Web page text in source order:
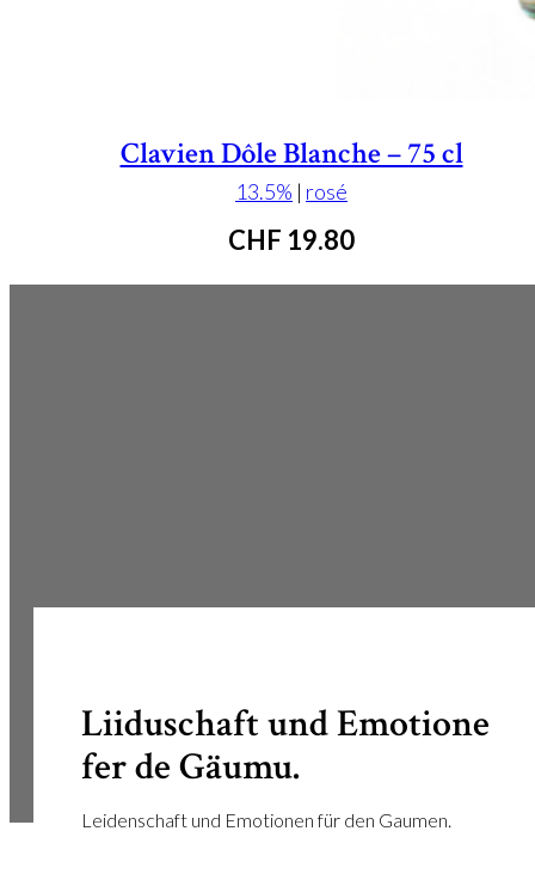
Clavien Dôle Blanche – 75 cl
13.5% | rosé
CHF 19.80
Liiduschaft und Emotione
fer de Gäumu.
Leidenschaft und Emotionen für den Gaumen.